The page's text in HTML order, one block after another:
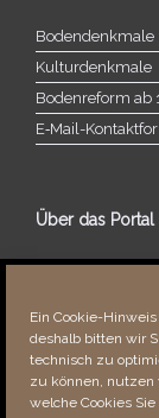
Ein Cookie-
deshalb bitten wir
technisch zu
zu können, nutzen
welche Cookies
Bodendenkmale
Kulturdenkmale
Bodenreform ab
E‑Mail-​​
Über das Portal
Über dieses
Fehler bemerkt?